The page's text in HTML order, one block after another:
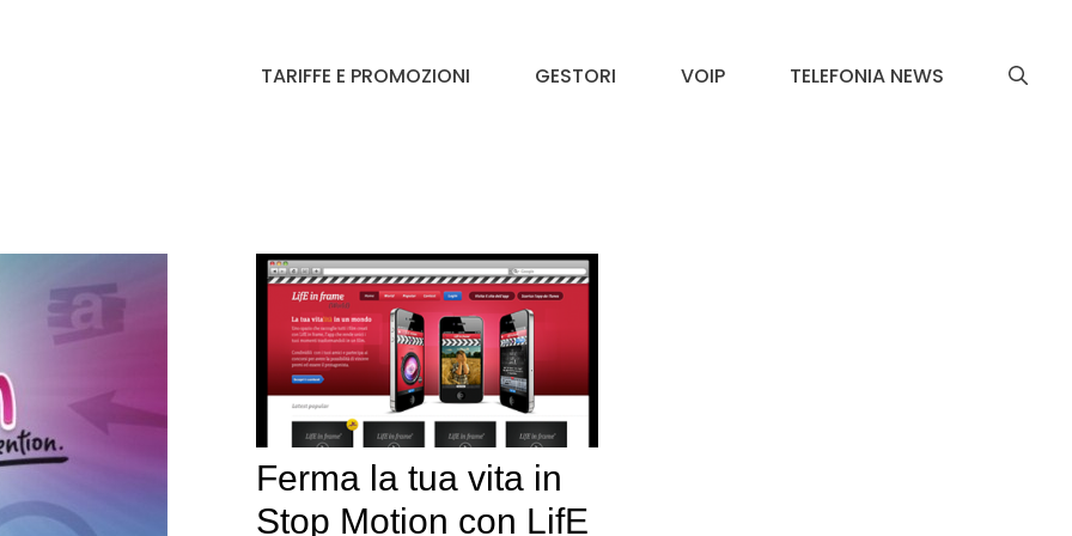
TARIFFE E PROMOZIONI GESTORI VOIP TELEFONIA NEWS
Ferma la tua vita in
Stop Motion con LifE